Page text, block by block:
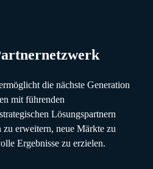
die nächste Generation
mit führenden
Lösungspartnern
erweitern, neue Märkte zu
Ergebnisse zu erzielen.